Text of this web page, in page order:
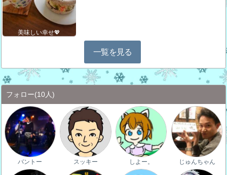
美味しい幸せ💖
一覧を見る
フォロー(10人)
バントー スッキー しよー。 じゅんちゃん